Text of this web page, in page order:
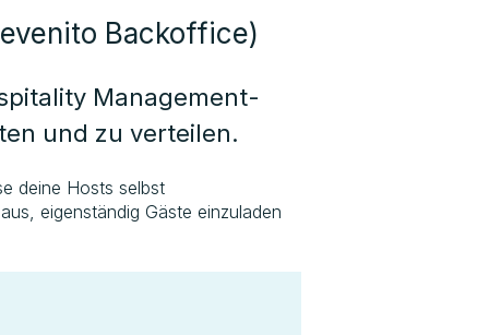
Backoffice)
Management-
und zu verteilen.
deine Hosts selbst
eigenständig Gäste einzuladen